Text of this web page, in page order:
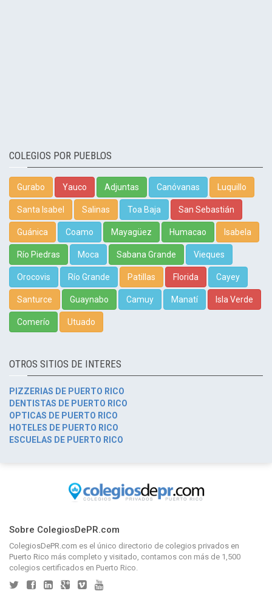
COLEGIOS POR PUEBLOS
Gurabo Yauco Adjuntas Canóvanas Luquillo
Santa Isabel Salinas Toa Baja San Sebastián
Guánica Coamo Mayagüez Humacao Isabela
Río Piedras Moca Sabana Grande Vieques
Orocovis Río Grande Patillas Florida Cayey
Santurce Guaynabo Camuy Manatí Isla Verde
Comerío Utuado
OTROS SITIOS DE INTERES
PIZZERIAS DE PUERTO RICO
DENTISTAS DE PUERTO RICO
OPTICAS DE PUERTO RICO
HOTELES DE PUERTO RICO
ESCUELAS DE PUERTO RICO
Sobre ColegiosDePR.com
ColegiosDePR.com es el único directorio de colegios privados en
Puerto Rico más completo y visitado, contamos con más de 1,500
colegios certificados en Puerto Rico.